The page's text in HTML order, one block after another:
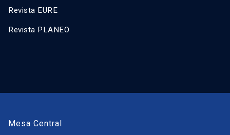
Revista EURE
Revista PLANEO
Mesa Central